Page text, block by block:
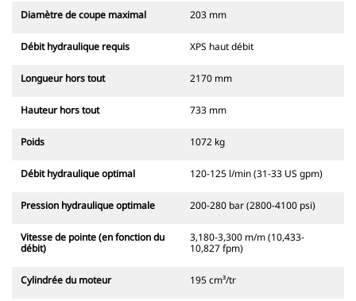
Diamètre de coupe maximal 203 mm
Débit hydraulique requis XPS haut débit
Longueur hors tout 2170 mm
Hauteur hors tout 733 mm
Poids 1072 kg
Débit hydraulique optimal 120-125 l/min (31-33 US gpm)
Pression hydraulique optimale 200-280 bar (2800-4100 psi)
Vitesse de pointe (en fonction du
débit)
3,180-3,300 m/m (10,433-
10,827 fpm)
Cylindrée du moteur 195 cm³/tr